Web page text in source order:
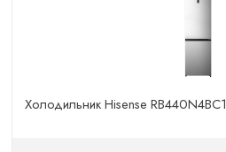
Холодильник Hisense RB440N4BC1